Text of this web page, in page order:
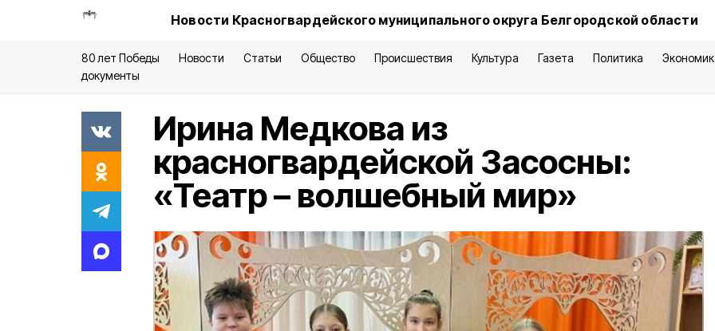
Новости Красногвардейского муниципального округа Белгородской области
80 лет Победы Новости Статьи Общество Происшествия Культура Газета Политика
документы
Ирина Медкова из
красногвардейской Засосны:
«Театр – волшебный мир»